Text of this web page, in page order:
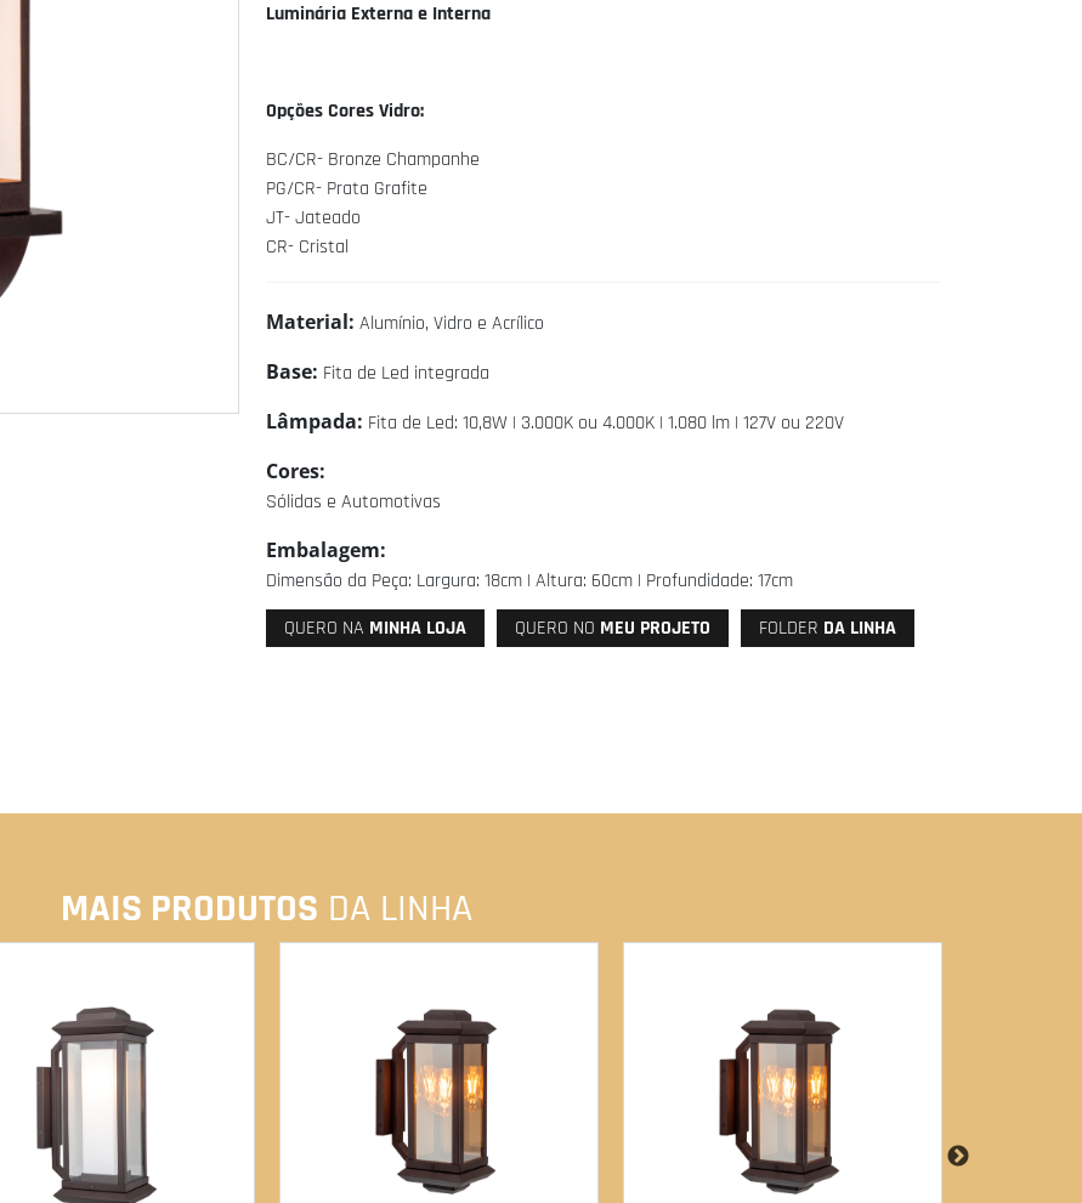
Luminária Externa e Interna
Opções Cores Vidro:
BC/CR- Bronze Champanhe
PG/CR- Prata Grafite
JT- Jateado
CR- Cristal
Material: Alumínio, Vidro e Acrílico
Base: Fita de Led integrada
Lâmpada: Fita de Led: 10,8W | 3.000K ou 4.000K | 1.080 lm | 127V ou 220V
Cores:
Sólidas e Automotivas
Embalagem:
Dimensão da Peça: Largura: 18cm | Altura: 60cm | Profundidade: 17cm
QUERO NA MINHA LOJA QUERO NO MEU PROJETO FOLDER DA LINHA
MAIS PRODUTOS DA LINHA